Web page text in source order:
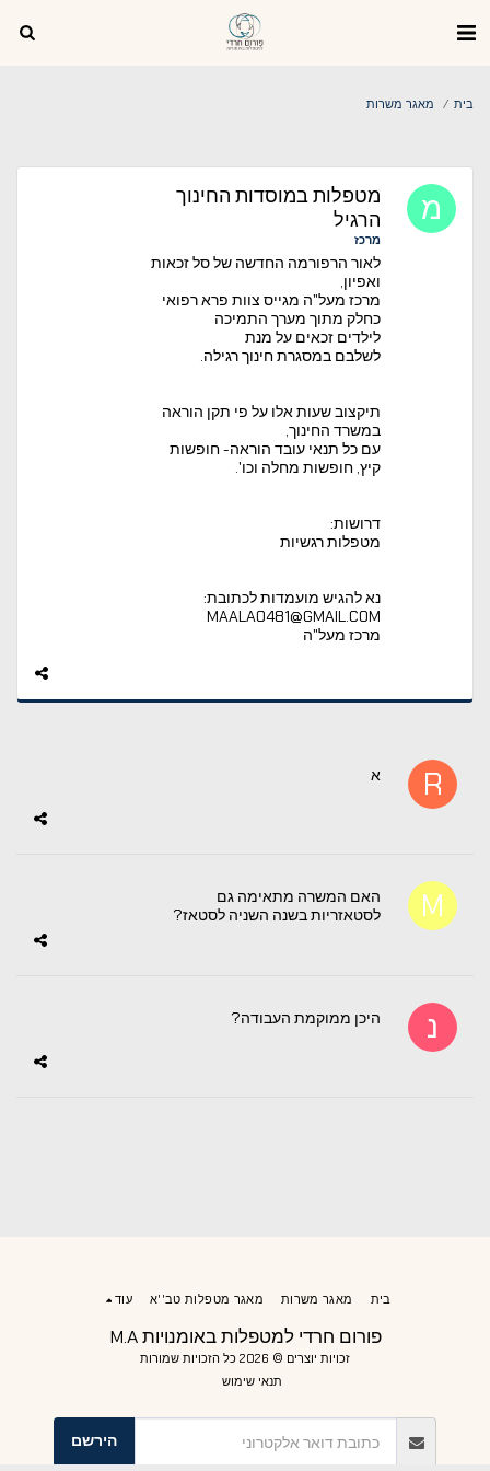
בית מאגר משרות
מטפלות במוסדות החינוך
הרגיל
מרכז
לאור הרפורמה החדשה של סל זכאות
ואפיון,
מרכז מעל"ה מגייס צוות פרא רפואי
כחלק מתוך מערך התמיכה
לילדים זכאים על מנת
לשלבם במסגרת חינוך רגילה.
תיקצוב שעות אלו על פי תקן הוראה
במשרד החינוך,
עם כל תנאי עובד הוראה- חופשות
קיץ, חופשות מחלה וכו'.
דרושות:
מטפלות רגשיות
נא להגיש מועמדות לכתובת:
MAALA0481@GMAIL.COM
מרכז מעל"ה
א
האם המשרה מתאימה גם
לסטאזריות בשנה השניה לסטאז?
היכן ממוקמת העבודה?
פורום חרדי למטפלות באומנויות M.A
זכויות יוצרים © 2026 כל הזכויות שמורות
תנאי שימוש
בית מאגר משרות מאגר מטפלות טב''א עוד
הירשם